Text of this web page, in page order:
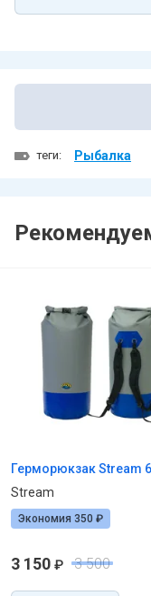
теги: Рыбалка
Герморюкзак Stream
Stream
Экономия 350 ₽
3 150 ₽ 3 500